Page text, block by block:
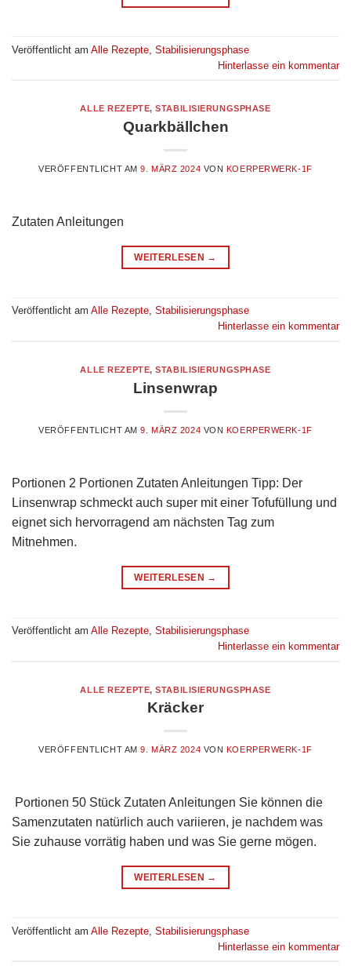
Veröffentlicht am Alle Rezepte Stabilisierungsphase
Hinterlasse ein kommentar
ALLE REZEPTE,STABILISIERUNGSPHASE
Quarkbällchen
VERÖFFENTLICHT AM9. MÄRZ 2024 VON KOERPERWERK-1F
Zutaten Anleitungen
WEITERLESEN →
Veröffentlicht am Alle Rezepte, Stabilisierungsphase
Hinterlasse ein kommentar
ALLE REZEPTE,STABILISIERUNGSPHASE
Linsenwrap
VERÖFFENTLICHT AM9. MÄRZ 2024 VON KOERPERWERK-1F
Portionen 2 Portionen Zutaten Anleitungen Tipp: Der
Linsenwrap schmeckt auch super mit einer Tofufüllung und
eignet sich hervorragend am nächsten Tag zum
Mitnehmen.
WEITERLESEN →
Veröffentlicht am Alle Rezepte, Stabilisierungsphase
Hinterlasse ein kommentar
ALLE REZEPTE,STABILISIERUNGSPHASE
Kräcker
VERÖFFENTLICHT AM9. MÄRZ 2024 VON KOERPERWERK-1F
Portionen 50 Stück Zutaten Anleitungen Sie können die
Samenzutaten natürlich auch variieren, je nachdem was
Sie zuhause vorrätig haben und was Sie gerne mögen.
WEITERLESEN →
Veröffentlicht am Alle Rezepte Stabilisierungsphase
Hinterlasse ein kommentar